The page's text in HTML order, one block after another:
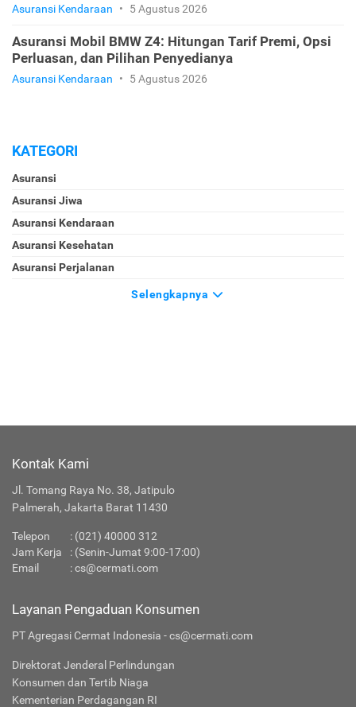
Asuransi Kendaraan • 5 Agustus 2026
Asuransi Mobil BMW Z4: Hitungan Tarif Premi, Opsi
Perluasan, dan Pilihan Penyedianya
Asuransi Kendaraan • 5 Agustus 2026
KATEGORI
Asuransi
Asuransi Jiwa
Asuransi Kendaraan
Asuransi Kesehatan
Asuransi Perjalanan
Selengkapnya
Kontak Kami
Jl. Tomang Raya No. 38, Jatipulo
Palmerah, Jakarta Barat 11430
Telepon : (021) 40000 312
Jam Kerja
: (Senin-Jumat 9:00-17:00)
Email
:cs@cermati.com
Layanan Pengaduan Konsumen
PT Agregasi Cermat Indonesia - cs@cermati.com
Direktorat Jenderal Perlindungan
Konsumen dan Tertib Niaga
Kementerian Perdagangan RI